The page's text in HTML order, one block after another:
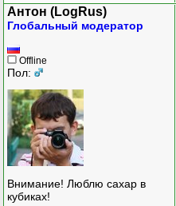
Антон (LogRus)
Глобальный модератор
Offline
Пол:
Внимание! Люблю сахар в
кубиках!